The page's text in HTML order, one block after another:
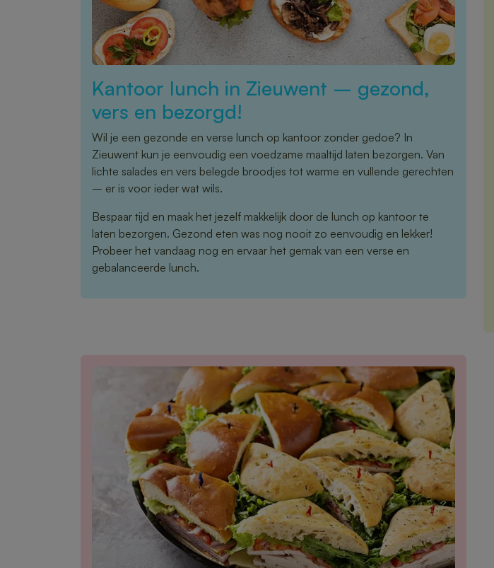
Kantoor lunch in Zieuwent – gezond,
vers en bezorgd!
Wil je een gezonde en verse lunch op kantoor zonder gedoe? In
Zieuwent kun je eenvoudig een voedzame maaltijd laten bezorgen. Van
lichte salades en vers belegde broodjes tot warme en vullende gerechten
– er is voor ieder wat wils.
Bespaar tijd en maak het jezelf makkelijk door de lunch op kantoor te
laten bezorgen. Gezond eten was nog nooit zo eenvoudig en lekker!
Probeer het vandaag nog en ervaar het gemak van een verse en
gebalanceerde lunch.